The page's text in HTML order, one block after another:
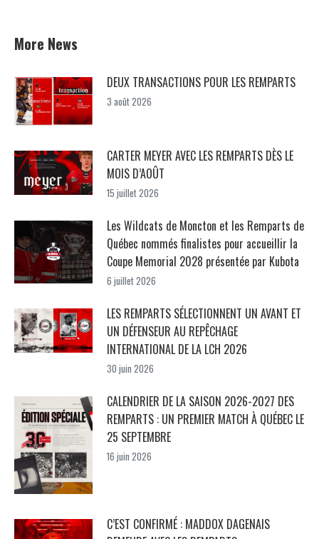
More News
DEUX TRANSACTIONS POUR LES REMPARTS
3 août 2026
CARTER MEYER AVEC LES REMPARTS DÈS LE
MOIS D’AOÛT
15 juillet 2026
Les Wildcats de Moncton et les Remparts de
Québec nommés finalistes pour accueillir la
Coupe Memorial 2028 présentée par Kubota
6 juillet 2026
LES REMPARTS SÉLECTIONNENT UN AVANT ET
UN DÉFENSEUR AU REPÊCHAGE
INTERNATIONAL DE LA LCH 2026
30 juin 2026
CALENDRIER DE LA SAISON 2026-2027 DES
REMPARTS : UN PREMIER MATCH À QUÉBEC LE
25 SEPTEMBRE
16 juin 2026
C’EST CONFIRMÉ : MADDOX DAGENAIS